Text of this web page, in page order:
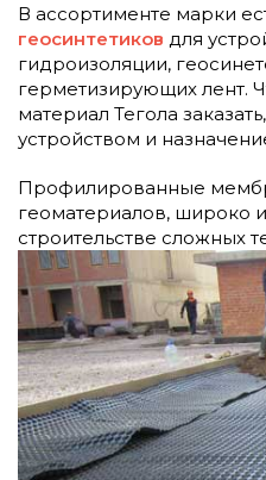
В ассортименте марки
геосинтетиков для
гидроизоляции,
герметизирующих лент.
материал Тегола
устройством и
Профилированные
геоматериалов, широко
строительстве сложных